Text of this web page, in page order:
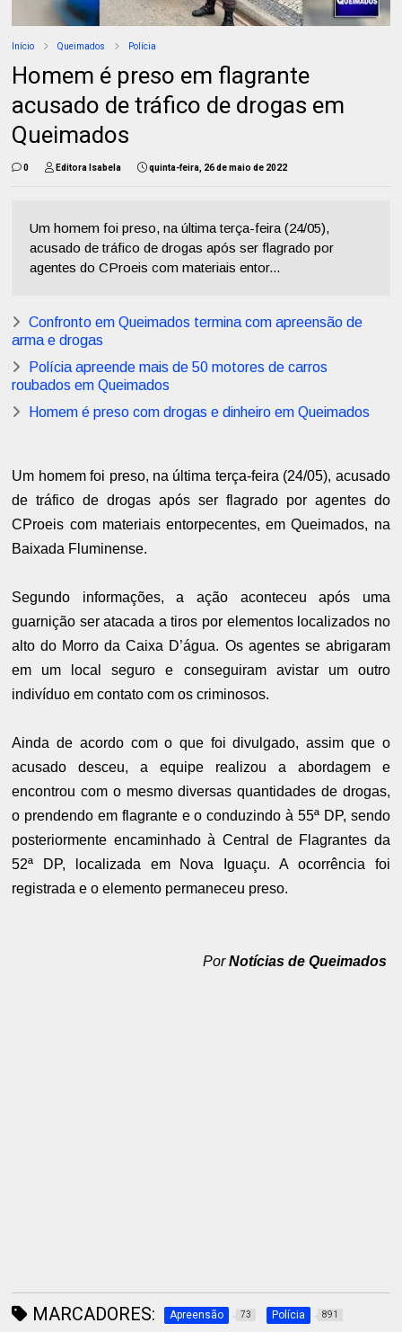
Início Queimados Polícia
Homem é preso em flagrante
acusado de tráfico de drogas em
Queimados
0 Editora Isabela quinta-feira, 26 de maio de 2022
Um homem foi preso, na última terça-feira (24/05),
acusado de tráfico de drogas após ser flagrado por
agentes do CProeis com materiais entor...
Confronto em Queimados termina com apreensão de
arma e drogas
Polícia apreende mais de 50 motores de carros
roubados em Queimados
Homem é preso com drogas e dinheiro em Queimados
Um homem foi preso, na última terça-feira (24/05), acusado
de tráfico de drogas após ser flagrado por agentes do
CProeis com materiais entorpecentes, em Queimados, na
Baixada Fluminense.
Segundo informações, a ação aconteceu após uma
guarnição ser atacada a tiros por elementos localizados no
alto do Morro da Caixa D’água. Os agentes se abrigaram
em um local seguro e conseguiram avistar um outro
indivíduo em contato com os criminosos.
Ainda de acordo com o que foi divulgado, assim que o
acusado desceu, a equipe realizou a abordagem e
encontrou com o mesmo diversas quantidades de drogas,
o prendendo em flagrante e o conduzindo à 55ª DP, sendo
posteriormente encaminhado à Central de Flagrantes da
52ª DP, localizada em Nova Iguaçu. A ocorrência foi
registrada e o elemento permaneceu preso.
PorNotícias de Queimados
MARCADORES: Apreensão 73 Polícia 891